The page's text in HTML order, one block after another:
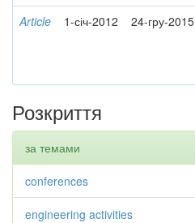
Article 1-січ-2012 24-гру-2015
Розкриття
за темами
conferences
engineering activities